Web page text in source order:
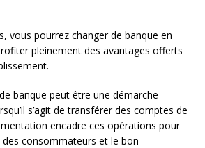
vous pourrez changer de banque en
pleinement des avantages offerts
banque peut être une démarche
s’agit de transférer des comptes de
encadre ces opérations pour
consommateurs et le bon